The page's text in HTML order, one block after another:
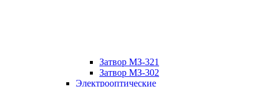
Затвор МЗ-321
Затвор МЗ-302
Электрооптические